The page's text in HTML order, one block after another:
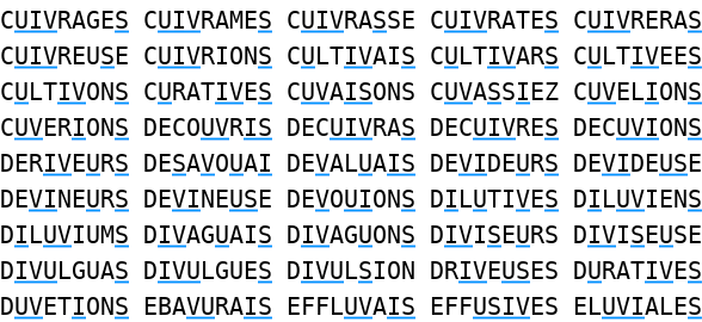
CUIVRAGES CUIVRAMES CUIVRASSE CUIVRATES CUIVRERAS
CUIVREUSE CUIVRIONS CULTIVAIS CULTIVARS CULTIVEES
CULTIVONS CURATIVES CUVAISONS CUVASSIEZ CUVELIONS
CUVERIONS DECOUVRIS DECUIVRAS DECUIVRES DECUVIONS
DERIVEURS DESAVOUAI DEVALUAIS DEVIDEURS DEVIDEUSE
DEVINEURS DEVINEUSE DEVOUIONS DILUTIVES DILUVIENS
DILUVIUMS DIVAGUAIS DIVAGUONS DIVISEURS DIVISEUSE
DIVULGUAS DIVULGUES DIVULSION DRIVEUSES DURATIVES
DUVETIONS EBAVURAIS EFFLUVAIS EFFUSIVES ELUVIALES